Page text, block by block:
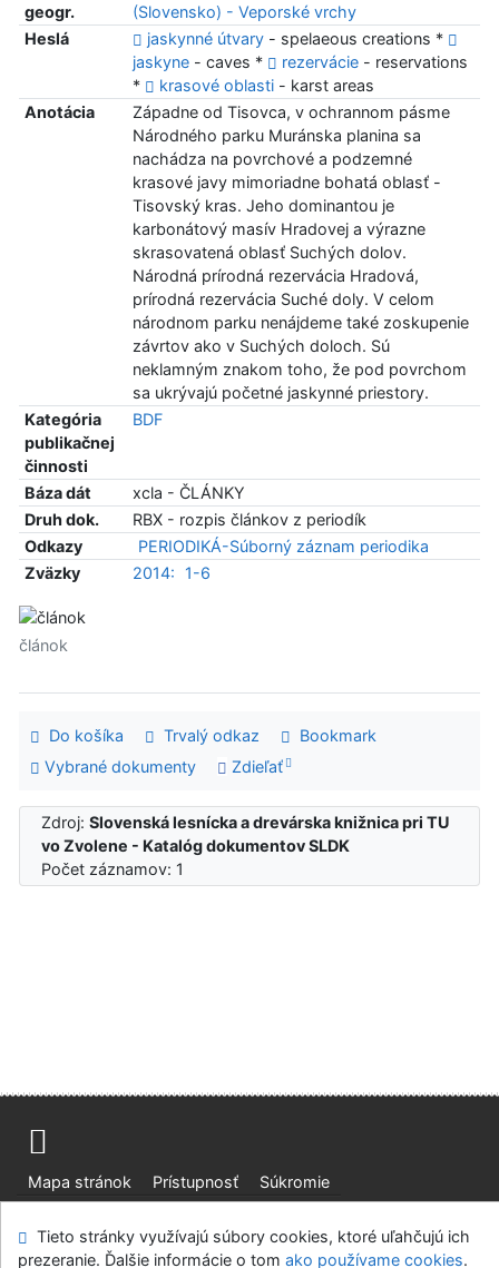
geogr.
(Slovensko) - Veporské vrchy
Heslá
jaskynné útvary- spelaeous creations *
jaskyne- caves * rezervácie- reservations
*
krasové oblasti- karst areas
Anotácia
Západne od Tisovca, v ochrannom pásme
Národného parku Muránska planina sa
nachádza na povrchové a podzemné
krasové javy mimoriadne bohatá oblasť -
Tisovský kras. Jeho dominantou je
karbonátový masív Hradovej a výrazne
skrasovatená oblasť Suchých dolov.
Národná prírodná rezervácia Hradová,
prírodná rezervácia Suché doly. V celom
národnom parku nenájdeme také zoskupenie
závrtov ako v Suchých doloch. Sú
neklamným znakom toho, že pod povrchom
sa ukrývajú početné jaskynné priestory.
Kategória
publikačnej
činnosti
BDF
Báza dát
xcla - ČLÁNKY
Druh dok.
RBX - rozpis článkov z periodík
Odkazy
PERIODIKÁ-Súborný záznam periodika
Zväzky
2014: 1-6
článok
Do košíka Trvalý odkaz
Bookmark
Vybrané dokumenty
Zdieľať
Zdroj:Slovenská lesnícka a drevárska knižnica pri TU
vo Zvolene - Katalóg dokumentov SLDK
Počet záznamov: 1
Mapa stránok Prístupnosť
Súkromie
Tieto stránky využívajú súbory cookies, ktoré uľahčujú ich
prezeranie. Ďalšie informácie o tom ako používame cookies.